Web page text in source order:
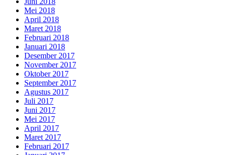
Mei 2018
April 2018
Maret 2018
Februari 2018
Januari 2018
Desember 2017
November 2017
Oktober 2017
September 2017
Agustus 2017
Juli 2017
Juni 2017
Mei 2017
April 2017
Maret 2017
Februari 2017